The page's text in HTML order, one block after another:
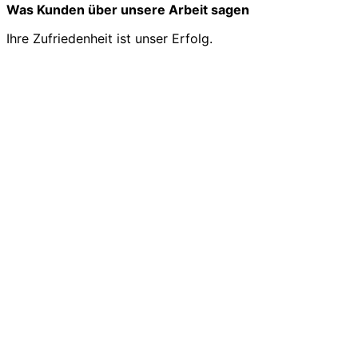
Was Kunden über unsere Arbeit sagen
Ihre Zufriedenheit ist unser Erfolg.